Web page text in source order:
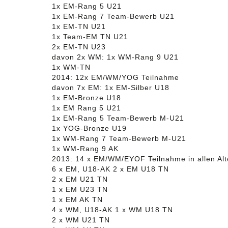
1x EM-Rang 5 U21
1x EM-Rang 7 Team-Bewerb U21
1x EM-TN U21
1x Team-EM TN U21
2x EM-TN U23
davon 2x WM: 1x WM-Rang 9 U21
1x WM-TN
2014: 12x EM/WM/YOG Teilnahme
davon 7x EM: 1x EM-Silber U18
1x EM-Bronze U18
1x EM Rang 5 U21
1x EM-Rang 5 Team-Bewerb M-U21
1x YOG-Bronze U19
1x WM-Rang 7 Team-Bewerb M-U21
1x WM-Rang 9 AK
2013: 14 x EM/WM/EYOF Teilnahme in allen
6 x EM, U18-AK 2 x EM U18 TN
2 x EM U21 TN
1 x EM U23 TN
1 x EM AK TN
4 x WM, U18-AK 1 x WM U18 TN
2 x WM U21 TN